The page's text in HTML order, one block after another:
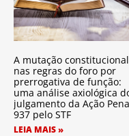
A mutação constitucional
nas regras do foro por
prerrogativa de função:
uma análise axiológica
julgamento da Ação
937 pelo STF
LEIA MAIS »